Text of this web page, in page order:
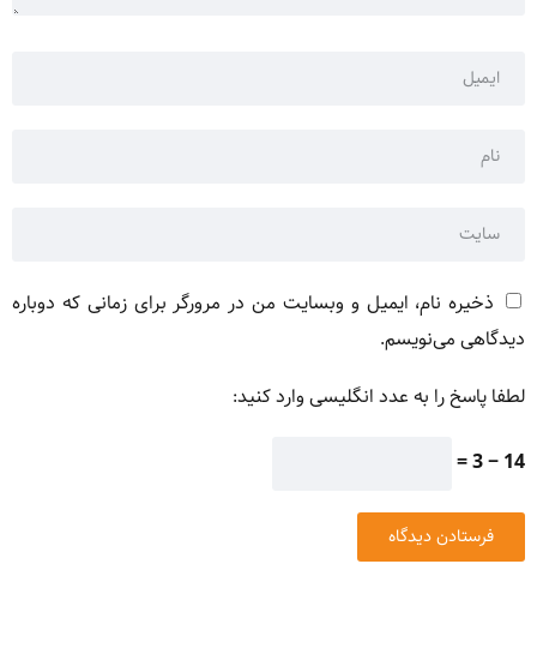
ذخیره نام، ایمیل و وبسایت من در مرورگر برای زمانی که دوباره
دیدگاهی می‌نویسم.
لطفا پاسخ را به عدد انگلیسی وارد کنید:
14 − 3 =